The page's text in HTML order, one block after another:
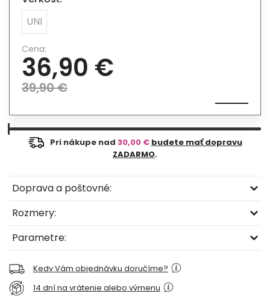
UNI
Cena:
36,90 €
39,90 €
Pri nákupe nad 30,00 € budete mať dopravu
ZADARMO.
Doprava a poštovné:
Rozmery:
Parametre:
Kedy Vám objednávku doručíme?
14 dní na vrátenie alebo výmenu